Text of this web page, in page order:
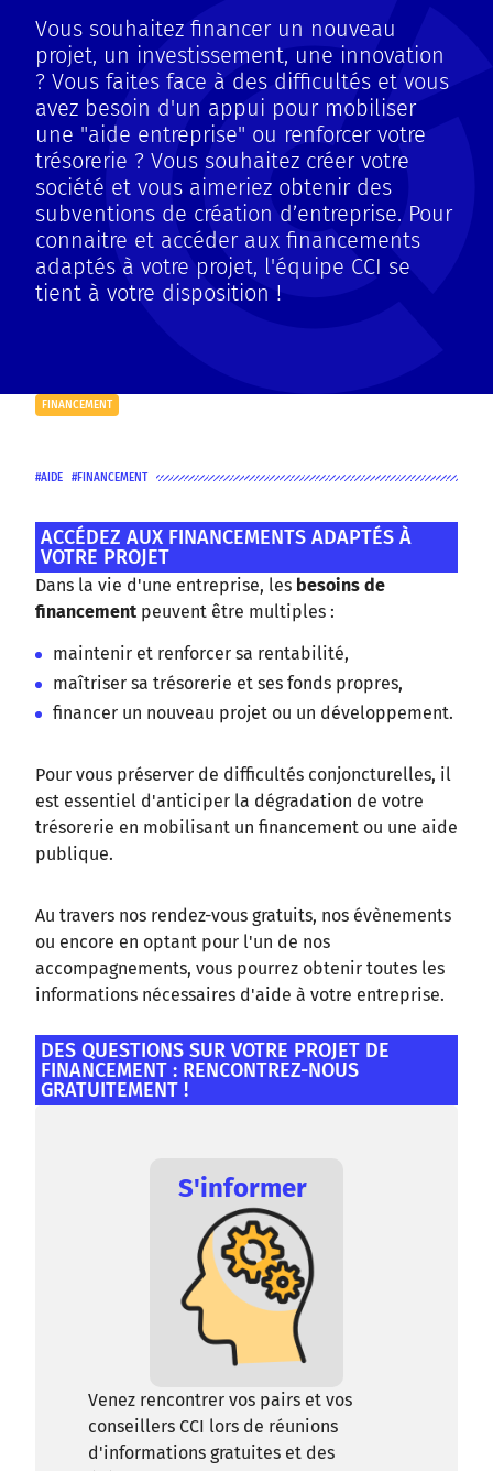
Vous souhaitez financer un nouveau
projet, un investissement, une innovation
? Vous faites face à des difficultés et vous
avez besoin d'un appui pour mobiliser
une "aide entreprise" ou renforcer votre
trésorerie ? Vous souhaitez créer votre
société et vous aimeriez obtenir des
subventions de création d’entreprise. Pour
connaitre et accéder aux financements
adaptés à votre projet, l'équipe CCI se
tient à votre disposition !
FINANCEMENT
AIDE FINANCEMENT
ACCÉDEZ AUX FINANCEMENTS ADAPTÉS À
VOTRE PROJET
Dans la vie d'une entreprise, les besoins de
financement peuvent être multiples :
maintenir et renforcer sa rentabilité,
maîtriser sa trésorerie et ses fonds propres,
financer un nouveau projet ou un développement.
Pour vous préserver de difficultés conjoncturelles, il
est essentiel d'anticiper la dégradation de votre
trésorerie en mobilisant un financement ou une aide
publique.
Au travers nos rendez-vous gratuits, nos évènements
ou encore en optant pour l'un de nos
accompagnements, vous pourrez obtenir toutes les
informations nécessaires d'aide à votre entreprise.
DES QUESTIONS SUR VOTRE PROJET DE
FINANCEMENT : RENCONTREZ-NOUS
GRATUITEMENT !
S'informer
Venez rencontrer vos pairs et vos
conseillers CCI lors de réunions
d'informations gratuites et des